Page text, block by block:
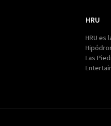
HRU
HRU es
Las